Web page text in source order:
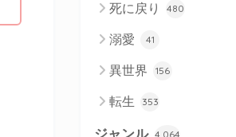
死に戻り 480
溺愛 41
異世界 156
転生 353
ジャンル 4,064